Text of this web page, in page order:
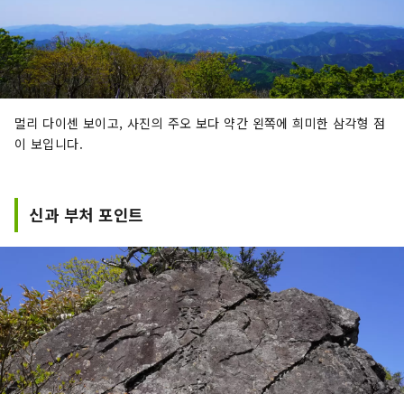
멀리 다이센 보이고, 사진의 주오 보다 약간 왼쪽에 희미한 삼각형 점
이 보입니다.
신과 부처 포인트